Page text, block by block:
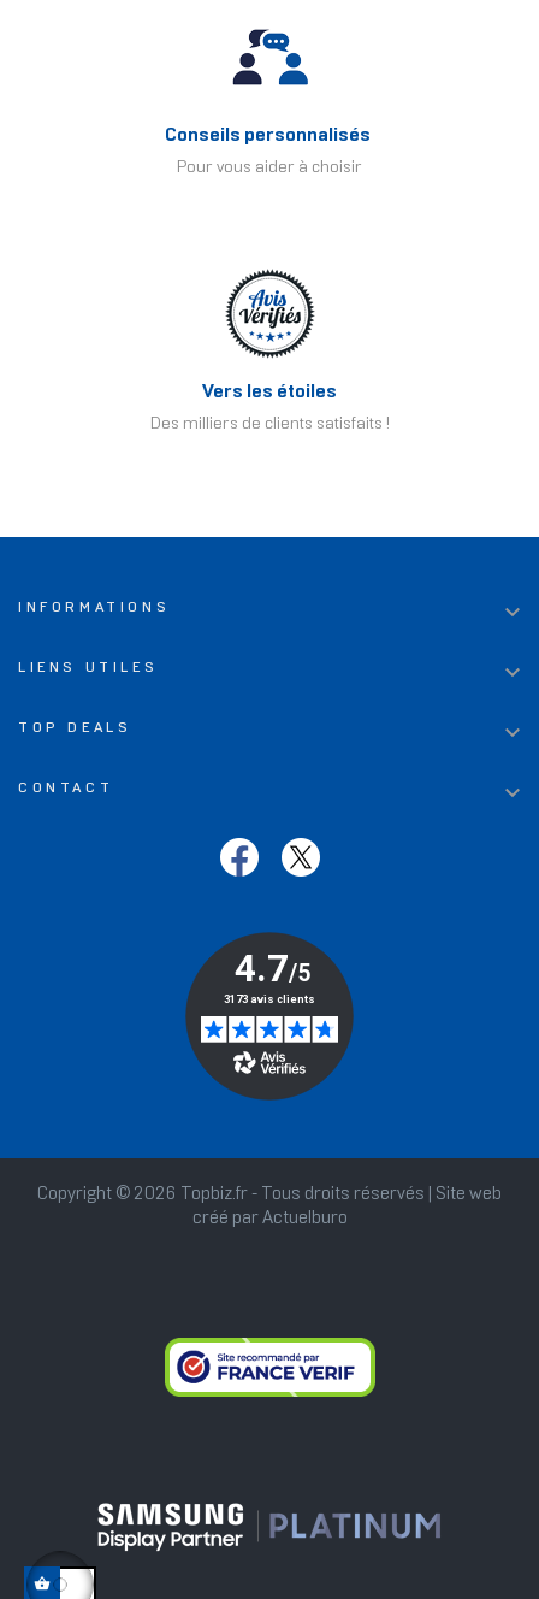
Conseils personnalisés
Pour vous aider à choisir
Vers les étoiles
Des milliers de clients satisfaits !
INFORMATIONS 
LIENS UTILES 
TOP DEALS 
CONTACT 
Copyright © 2026 Topbiz.fr - Tous droits réservés | Site web
créé par Actuelburo